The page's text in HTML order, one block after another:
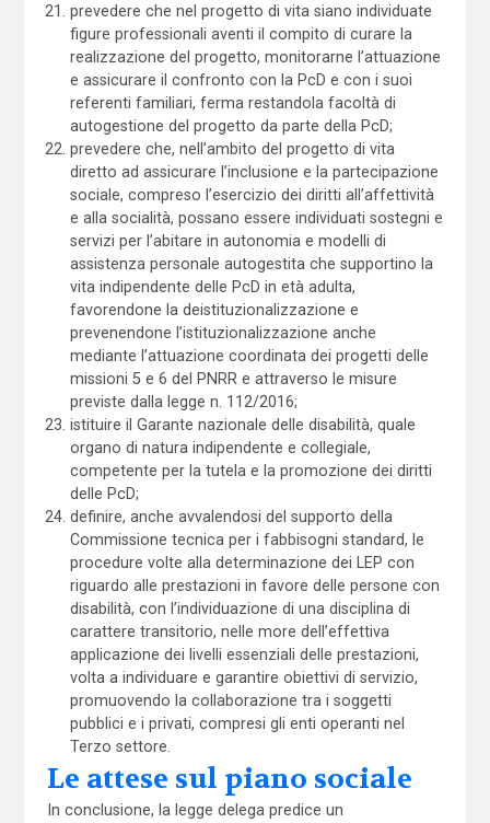
prevedere che nel progetto di vita siano individuate
figure professionali aventi il compito di curare la
realizzazione del progetto, monitorarne l’attuazione
e assicurare il confronto con la PcD e con i suoi
referenti familiari, ferma restandola facoltà di
autogestione del progetto da parte della PcD;
prevedere che, nell’ambito del progetto di vita
diretto ad assicurare l’inclusione e la partecipazione
sociale, compreso l’esercizio dei diritti all’affettività
e alla socialità, possano essere individuati sostegni e
servizi per l’abitare in autonomia e modelli di
assistenza personale autogestita che supportino la
vita indipendente delle PcD in età adulta,
favorendone la deistituzionalizzazione e
prevenendone l’istituzionalizzazione anche
mediante l’attuazione coordinata dei progetti delle
missioni 5 e 6 del PNRR e attraverso le misure
previste dalla legge n. 112/2016;
istituire il Garante nazionale delle disabilità, quale
organo di natura indipendente e collegiale,
competente per la tutela e la promozione dei diritti
delle PcD;
definire, anche avvalendosi del supporto della
Commissione tecnica per i fabbisogni standard, le
procedure volte alla determinazione dei LEP con
riguardo alle prestazioni in favore delle persone con
disabilità, con l’individuazione di una disciplina di
carattere transitorio, nelle more dell’effettiva
applicazione dei livelli essenziali delle prestazioni,
volta a individuare e garantire obiettivi di servizio,
promuovendo la collaborazione tra i soggetti
pubblici e i privati, compresi gli enti operanti nel
Terzo settore.
Le attese sul piano sociale
In conclusione, la legge delega predice un